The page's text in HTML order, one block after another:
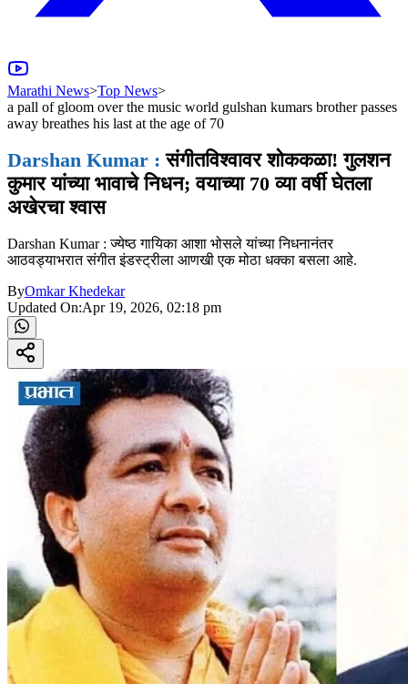
Marathi News>Top News>
a pall of gloom over the music world gulshan kumars brother passes
away breathes his last at the age of 70
Darshan Kumar : संगीतविश्वावर शोककळा! गुलशन
कुमार यांच्या भावाचे निधन; वयाच्या 70 व्या वर्षी घेतला
अखेरचा श्वास
Darshan Kumar : ज्येष्ठ गायिका आशा भोसले यांच्या निधनानंतर
आठवड्याभरात संगीत इंडस्ट्रीला आणखी एक मोठा धक्का बसला आहे.
ByOmkar Khedekar
Updated On:Apr 19, 2026, 02:18 pm